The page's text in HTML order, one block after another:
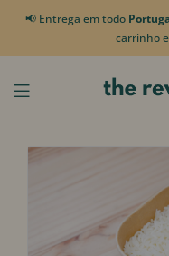
📢 Entrega em todo
carrinho